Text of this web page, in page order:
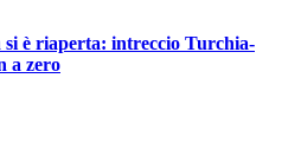
è riaperta: intreccio Turchia-
a zero